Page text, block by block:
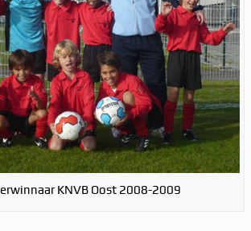
KNVB Oost 2008-2009